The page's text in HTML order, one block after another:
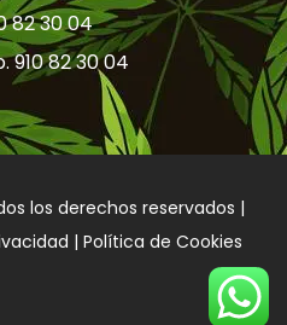
82 30 04
910 82 30 04
los derechos reservados |
| Política de Cookies